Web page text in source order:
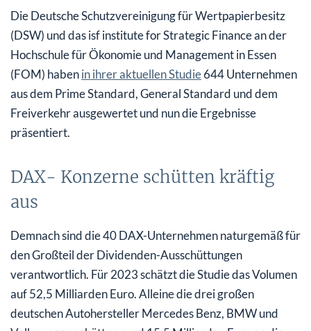
Die Deutsche Schutzvereinigung für Wertpapierbesitz
(DSW) und das isf institute for Strategic Finance an der
Hochschule für Ökonomie und Management in Essen
(FOM) habenin ihrer aktuellen Studie644 Unternehmen
aus dem Prime Standard, General Standard und dem
Freiverkehr ausgewertet und nun die Ergebnisse
präsentiert.
DAX- Konzerne schütten kräftig
aus
Demnach sind die 40 DAX-Unternehmen naturgemäß für
den Großteil der Dividenden-Ausschüttungen
verantwortlich. Für 2023 schätzt die Studie das Volumen
auf 52,5 Milliarden Euro. Alleine die drei großen
deutschen Autohersteller Mercedes Benz, BMW und